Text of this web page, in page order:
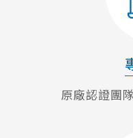
原廠認證團